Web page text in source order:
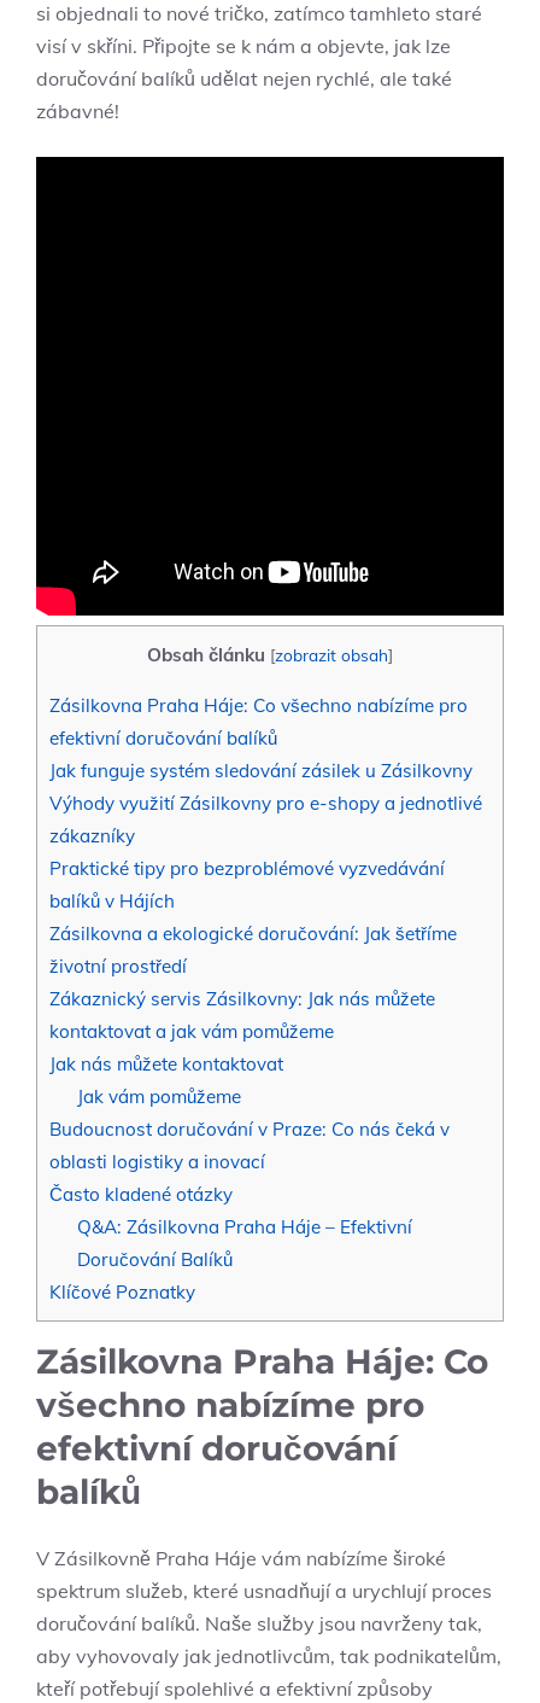
si objednali to nové tričko, zatímco tamhleto staré
visí v skříni. Připojte se k nám a objevte, jak lze
doručování balíků udělat nejen rychlé, ale také
zábavné!
Obsah článku [zobrazit obsah]
Zásilkovna Praha Háje: Co všechno nabízíme pro
efektivní doručování balíků
Jak funguje systém sledování zásilek u Zásilkovny
Výhody využití Zásilkovny pro e-shopy a jednotlivé
zákazníky
Praktické tipy pro bezproblémové vyzvedávání
balíků v Hájích
Zásilkovna a ekologické doručování: Jak šetříme
životní prostředí
Zákaznický servis Zásilkovny: Jak nás můžete
kontaktovat a jak vám pomůžeme
Jak nás můžete kontaktovat
Jak vám pomůžeme
Budoucnost doručování v Praze: Co nás čeká v
oblasti logistiky a inovací
Často kladené otázky
Q&A: Zásilkovna Praha Háje – Efektivní
Doručování Balíků
Klíčové Poznatky
Zásilkovna Praha Háje: Co
všechno nabízíme pro
efektivní doručování
balíků
V Zásilkovně Praha Háje vám nabízíme široké
spektrum služeb, které usnadňují a urychlují proces
doručování balíků. Naše služby jsou navrženy tak,
aby vyhovovaly jak jednotlivcům, tak podnikatelům,
kteří potřebují spolehlivé a efektivní způsoby